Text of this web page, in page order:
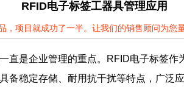
RFID电子标签工器具管理应用
，项目就成功了一半。让我们的销售顾问为您
直是企业管理的重点。RFID电子标签
备稳定存储、耐用抗干扰等特点，广泛